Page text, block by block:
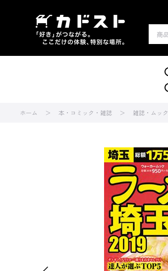
ホーム 本・コミック・雑誌 雑誌・ムック